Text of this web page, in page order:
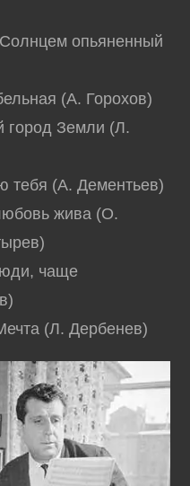
опьяненный
(А. Горохов)
город Земли (Л.
тебя (А. Дементьев)
жива (О.
чаще
(Л. Дербенев)